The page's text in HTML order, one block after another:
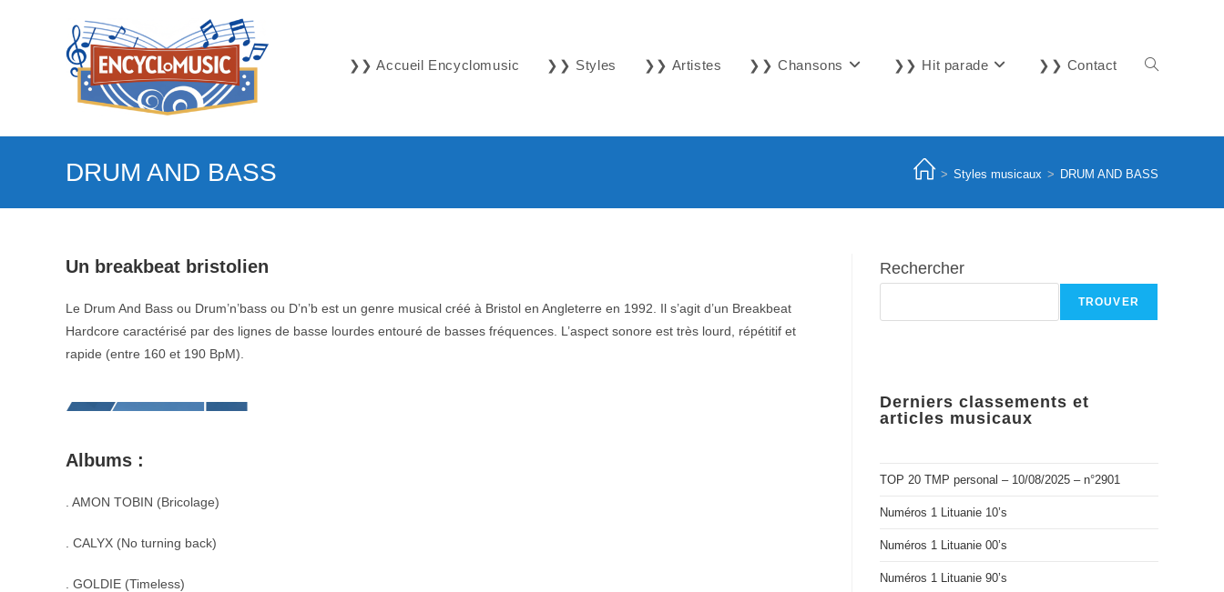
❯❯ Accueil Encyclomusic ❯❯ Styles ❯❯ Artistes ❯❯ Chansons ❯❯ Hit parade ❯❯ Contact Toggle
DRUM AND BASS > Styles musicaux > DRUM AND BASS
Un breakbeat bristolien
Le Drum And Bass ou Drum’n’bass ou D’n’b est un genre musical créé à Bristol en Angleterre en 1992. Il s’agit d’un Breakbeat
Hardcore caractérisé par des lignes de basse lourdes entouré de basses fréquences. L’aspect sonore est très lourd, répétitif et
rapide (entre 160 et 190 BpM).
Albums :
. AMON TOBIN (Bricolage)
. CALYX (No turning back)
. GOLDIE (Timeless)
Rechercher
TROUVER
Derniers classements et
articles musicaux
TOP 20 TMP personal – 10/08/2025 – n°2901
Numéros 1 Lituanie 10’s
Numéros 1 Lituanie 00’s
Numéros 1 Lituanie 90’s